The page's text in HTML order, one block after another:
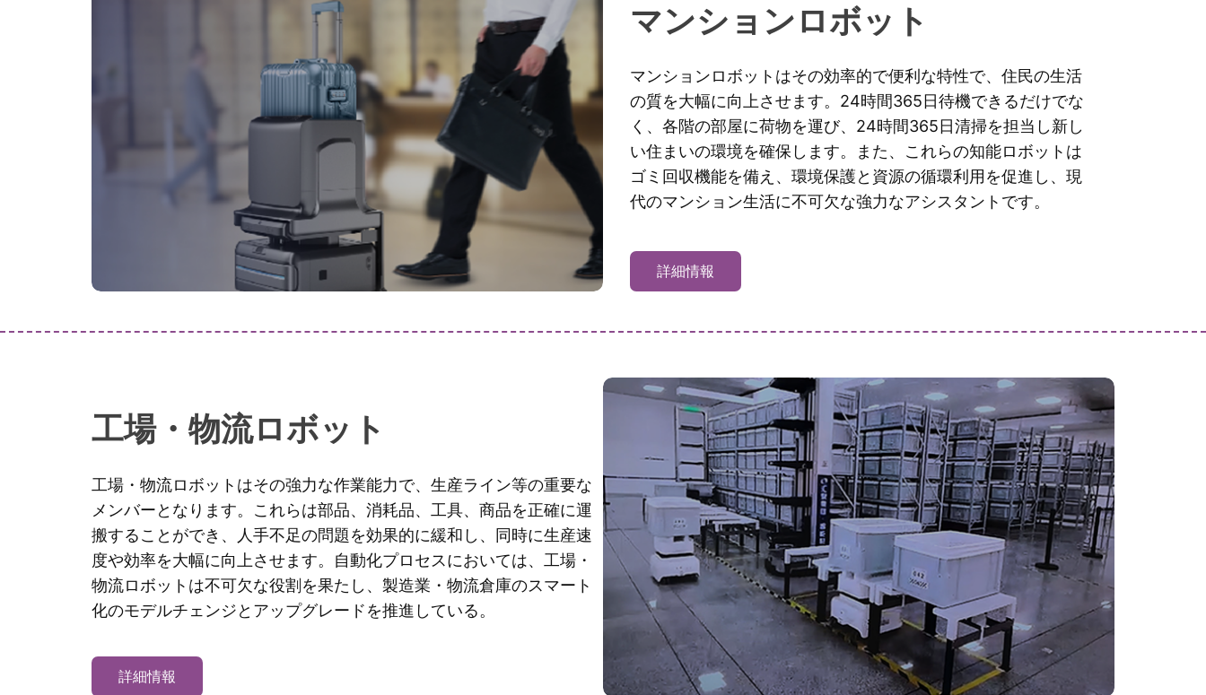
マンションロボット
マンションロボットはその効率的で便利な特性で、住民の生活
の質を大幅に向上させます。24時間365日待機できるだけでな
く、各階の部屋に荷物を運び、24時間365日清掃を担当し新し
い住まいの環境を確保します。また、これらの知能ロボットは
ゴミ回収機能を備え、環境保護と資源の循環利用を促進し、現
代のマンション生活に不可欠な強力なアシスタントです。
詳細情報
工場・物流ロボット
工場・物流ロボットはその強力な作業能力で、生産ライン等の重要な
メンバーとなります。これらは部品、消耗品、工具、商品を正確に運
搬することができ、人手不足の問題を効果的に緩和し、同時に生産速
度や効率を大幅に向上させます。自動化プロセスにおいては、工場・
物流ロボットは不可欠な役割を果たし、製造業・物流倉庫のスマート
化のモデルチェンジとアップグレードを推進している。
詳細情報